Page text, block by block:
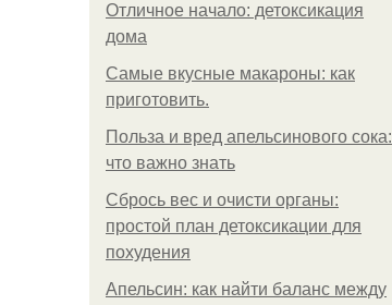
Отличное начало: детоксикация
дома
Самые вкусные макароны: как
приготовить.
Польза и вред апельсинового сока:
что важно знать
Сбрось вес и очисти органы:
простой план детоксикации для
похудения
Апельсин: как найти баланс между